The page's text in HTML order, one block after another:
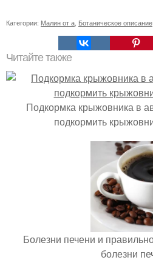
Категории: Малин от а Ботаническое описание
Читайте также
Подкормка крыжовника в
подкормить
Болезни печени и
болезни